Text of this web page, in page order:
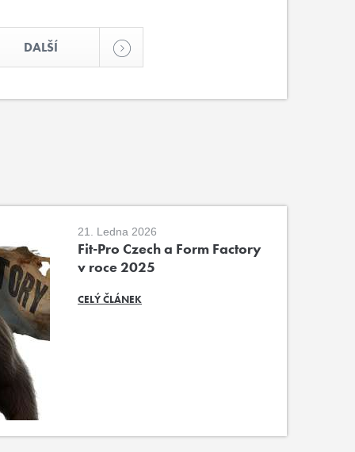
DALŠÍ
21. Ledna 2026
Fit-Pro Czech a Form Factory
v roce 2025
CELÝ ČLÁNEK